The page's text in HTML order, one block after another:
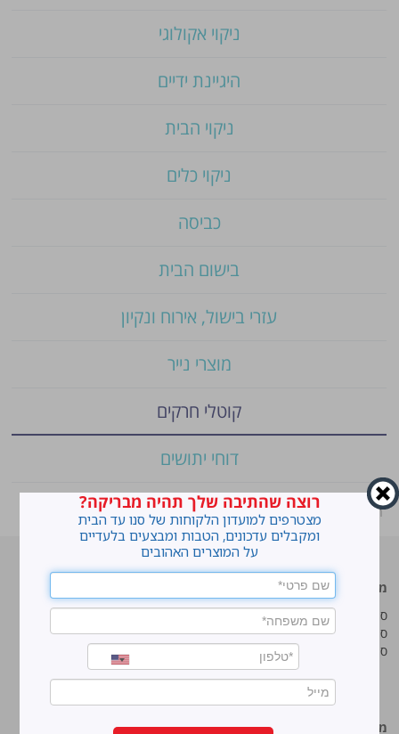
ניקוי אקולוגי
היגיינת ידיים
ניקוי הבית
ניקוי כלים
כביסה
בישום הבית
עזרי בישול, אירוח ונקיון
מוצרי נייר
קוטלי חרקים
דוחי יתושים
ראשי Shop
»סנו K-2000
סנו מפעלי ברונוס בע“מ
מוצרים מובילים
סנו ז'אוול סופר ג'ל
סנו ז'אוול קצף ניקוי
סנו ז'אוול אבקת ניקוי
לנקות חלונות עם חיוך
עושים סדר בארון הנעליים
טיפים והמלצות מקצועיות לשימוש
מידע נוסף
רוצה שהתיבה שלך תהיה מבריקה?
מצטרפים למועדון הלקוחות של סנו עד הבית
ומקבלים עדכונים, הטבות ומבצעים בלעדיים
על המוצרים האהובים